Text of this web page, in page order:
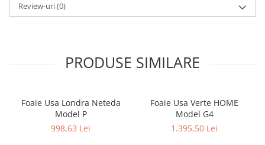
Review-uri(0)
PRODUSE SIMILARE
Foaie Usa Londra Neteda
Model P
998,63 Lei
Foaie Usa Verte HOME
Model G4
1.395,50 Lei